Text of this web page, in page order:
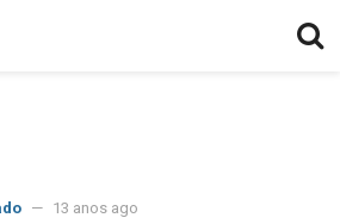
13 anos ago